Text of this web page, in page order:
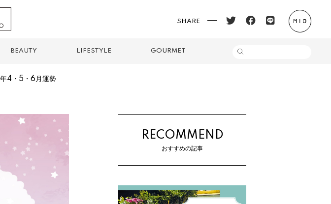
SHARE
BEAUTY LIFESTYLE GOURMET
TAG
グルメ パン
4・5・6月運勢
RECOMMEND
おすすめの記事